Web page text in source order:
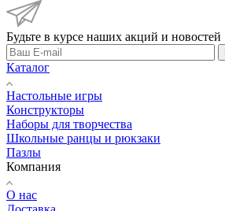
Будьте в курсе наших акций и новостей
Каталог
Настольные игры
Конструкторы
Наборы для творчества
Школьные ранцы и рюкзаки
Пазлы
Компания
О нас